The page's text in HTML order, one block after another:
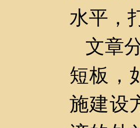
水平，
文章
短板，
施建设